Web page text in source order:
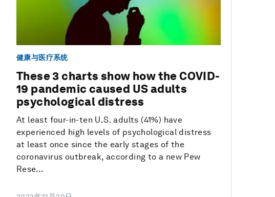
健康与医疗系统
These 3 charts show how the COVID-
19 pandemic caused US adults
psychological distress
At least four-in-ten U.S. adults (41%) have
experienced high levels of psychological distress
at least once since the early stages of the
coronavirus outbreak, according to a new Pew
Rese...